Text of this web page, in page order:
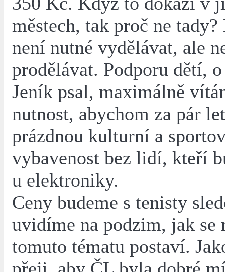
městech, tak proč ne tady?
není nutné vydělávat, ale
prodělávat. Podporu dětí,
Jeník psal, maximálně
nutnost, abychom za pár
prázdnou kulturní a
vybavenost bez lidí, kteří
u elektroniky.
Ceny budeme s tenisty
uvidíme na podzim, jak se
tomuto tématu postaví.